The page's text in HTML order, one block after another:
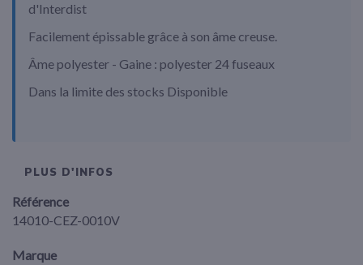
d'Interdist
Facilement épissable grâce à son âme creuse.
Âme polyester - Gaine : polyester 24 fuseaux
Dans la limite des stocks Disponible
PLUS D'INFOS
Référence
14010-CEZ-0010V
Marque